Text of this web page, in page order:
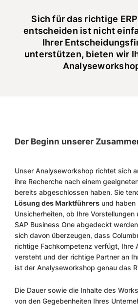
Sich für das richtige
entscheiden ist nicht
Ihrer
unterstützen, bieten wir
Der Beginn unserer
Unser Analyseworkshop richtet sich
ihre Recherche nach einem
bereits abgeschlossen haben. Sie
Lösung des Marktführers und haben
Unsicherheiten, ob Ihre
SAP Business One abgedeckt
sich davon überzeugen, dass
richtige Fachkompetenz verfügt, Ihre
versteht und der richtige Partner an
ist der Analyseworkshop genau das
Die Dauer sowie die Inhalte des
von den Gegebenheiten Ihres